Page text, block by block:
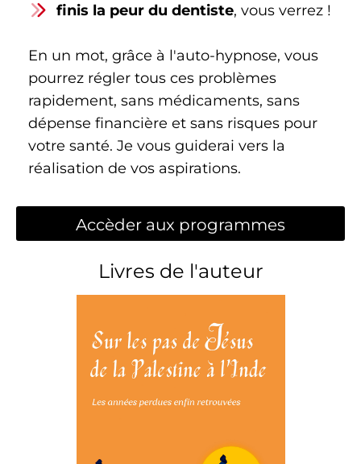
finis la peur du dentiste, vous verrez !
En un mot, grâce à l'auto-hypnose, vous
pourrez régler tous ces problèmes
rapidement, sans médicaments, sans
dépense financière et sans risques pour
votre santé. Je vous guiderai vers la
réalisation de vos aspirations.
Accèder aux programmes
Livres de l'auteur